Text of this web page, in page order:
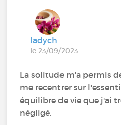
ladych
le 23/09/2023
La solitude m'a permis
me recentrer sur
équilibre de vie que j'ai
négligé.